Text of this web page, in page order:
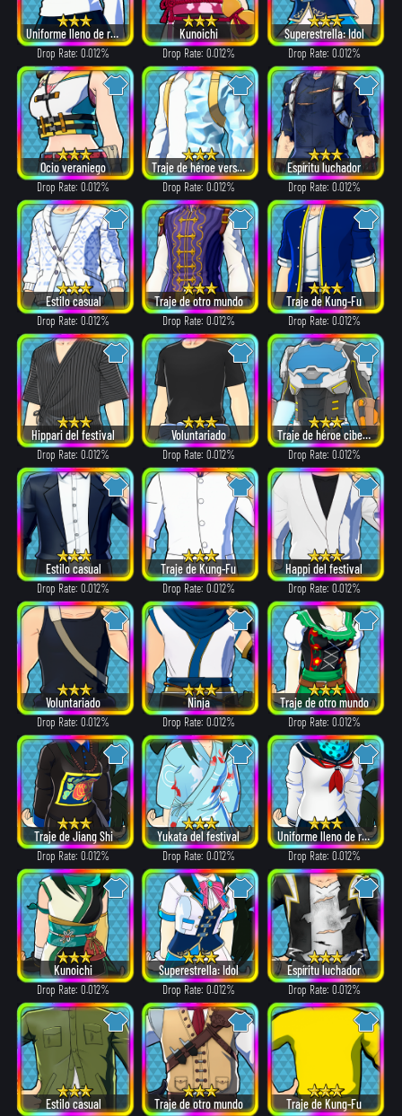
Uniforme lleno de recuerdos
Drop Rate: 0.012%
Kunoichi
Drop Rate: 0.012%
Superestrella: Idol
Drop Rate: 0.012%
Ocio veraniego
Drop Rate: 0.012%
Traje de héroe versión: α
Drop Rate: 0.012%
Espíritu luchador
Drop Rate: 0.012%
Estilo casual
Drop Rate: 0.012%
Traje de otro mundo
Drop Rate: 0.012%
Traje de Kung-Fu
Drop Rate: 0.012%
Hippari del festival
Drop Rate: 0.012%
Voluntariado
Drop Rate: 0.012%
Traje de héroe cibernético
Drop Rate: 0.012%
Estilo casual
Drop Rate: 0.012%
Traje de Kung-Fu
Drop Rate: 0.012%
Happi del festival
Drop Rate: 0.012%
Voluntariado
Drop Rate: 0.012%
Ninja
Drop Rate: 0.012%
Traje de otro mundo
Drop Rate: 0.012%
Traje de Jiang Shi
Drop Rate: 0.012%
Yukata del festival
Drop Rate: 0.012%
Uniforme lleno de recuerdos
Drop Rate: 0.012%
Kunoichi
Drop Rate: 0.012%
Superestrella: Idol
Drop Rate: 0.012%
Espíritu luchador
Drop Rate: 0.012%
Estilo casual Traje de otro mundo Traje de Kung-Fu